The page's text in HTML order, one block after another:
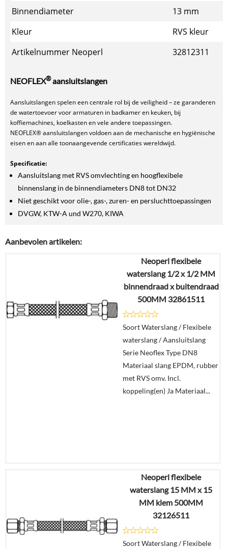
Binnendiameter
13 mm
Kleur
RVS kleur
Artikelnummer Neoperl
32812311
NEOFLEX®aansluitslangen
Aansluitslangen spelen een centrale rol bij de veiligheid – ze garanderen
de watertoevoer voor armaturen in badkamer en keuken, bij
koffiemachines, koelkasten en vele andere toepassingen.
NEOFLEX® aansluitslangen voldoen aan de mechanische en hygiënische
eisen en aan alle toonaangevende certificaties wereldwijd.
Specificatie:
Aansluitslang met RVS omvlechting en hoogflexibele
binnenslang in de binnendiameters DN8 tot DN32
Niet geschikt voor olie-, gas-, zuren- en persluchttoepassingen
DVGW, KTW-A und W270, KIWA
Aanbevolen artikelen:
Neoperl flexibele
waterslang 1/2 x 1/2 MM
binnendraad x buitendraad
500MM 32861511
Soort Waterslang / Flexibele
waterslang / Aansluitslang
Serie Neoflex Type DN8
Materiaal slang EPDM, rubber
met RVS omv. Incl.
koppeling(en) Ja Materiaal...
€21,11
€14,44
Neoperl flexibele
waterslang 15 MM x 15
MM klem 500MM
32126511
Soort Waterslang / Flexibele